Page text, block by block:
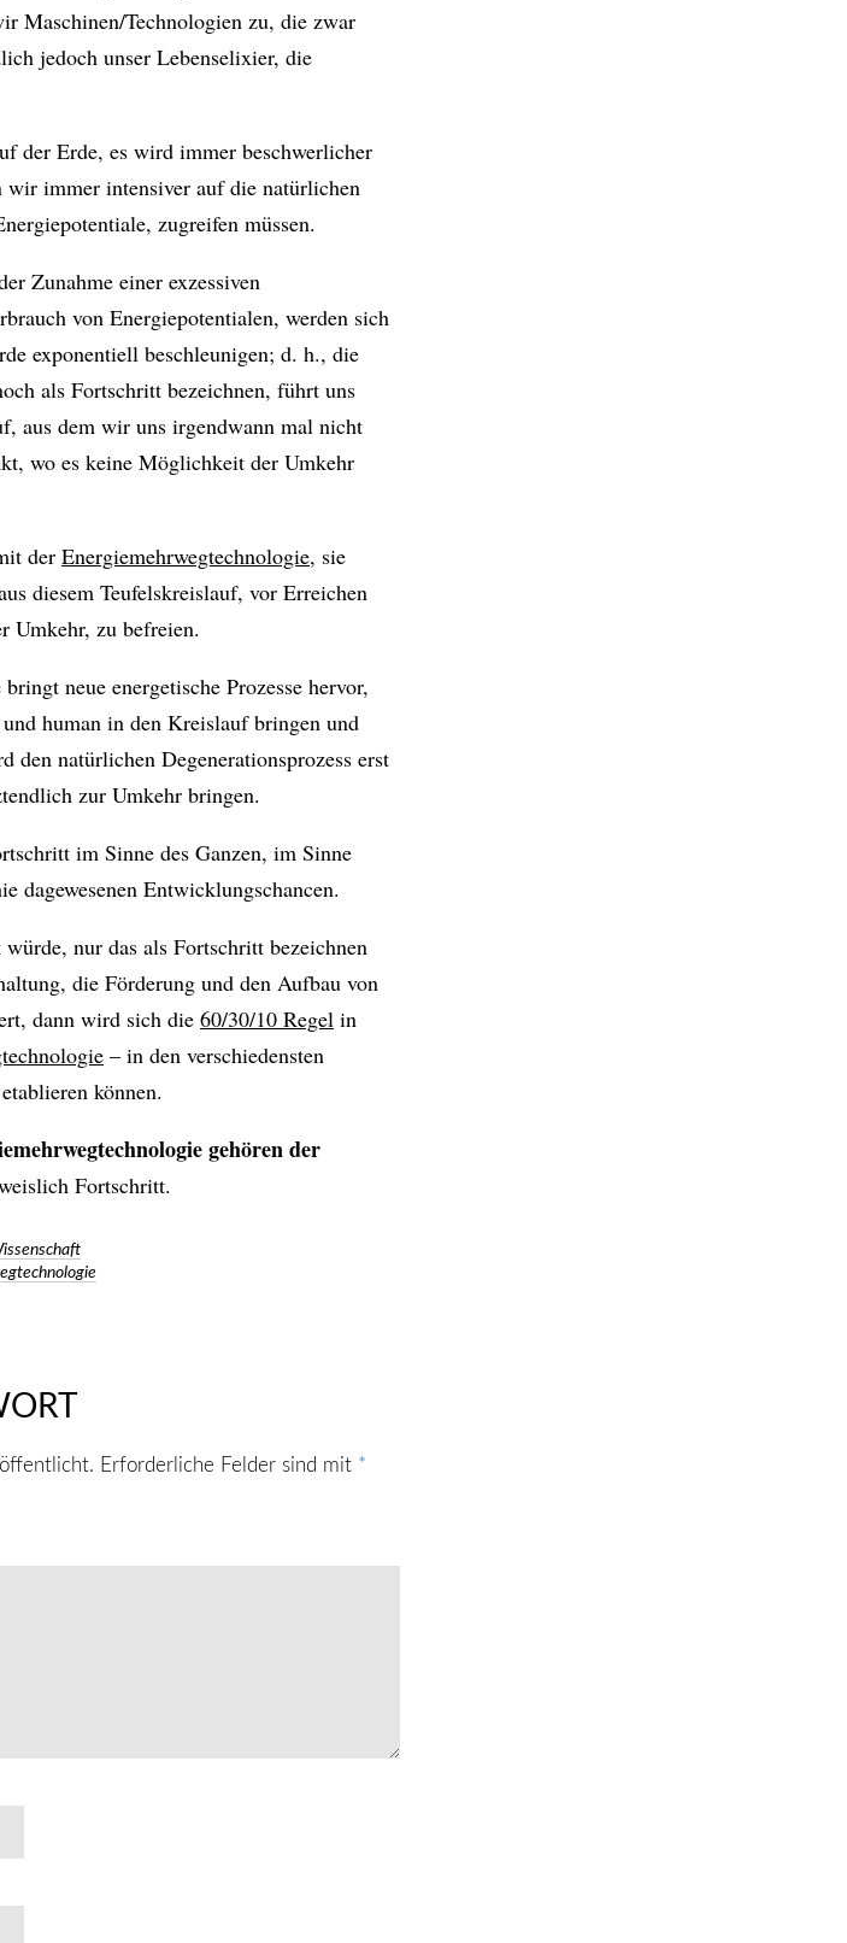
Maschinen/Technologien zu, die zwar
jedoch unser Lebenselixier, die
der Erde, es wird immer beschwerlicher
wir immer intensiver auf die natürlichen
zugreifen müssen.
Zunahme einer exzessiven
von Energiepotentialen, werden sich
exponentiell beschleunigen; d. h., die
als Fortschritt bezeichnen, führt uns
aus dem wir uns irgendwann mal nicht
wo es keine Möglichkeit der Umkehr
derEnergiemehrwegtechnologie, sie
diesem Teufelskreislauf, vor Erreichen
Umkehr, zu befreien.
bringt neue energetische Prozesse hervor,
human in den Kreislauf bringen und
den natürlichen Degenerationsprozess erst
zur Umkehr bringen.
im Sinne des Ganzen, im Sinne
dagewesenen Entwicklungschancen.
nur das als Fortschritt bezeichnen
die Förderung und den Aufbau von
dann wird sich die60/30/10 Regel in
– in den verschiedensten
können.
gehören der
Fortschritt.
Erforderliche Felder sind mit *